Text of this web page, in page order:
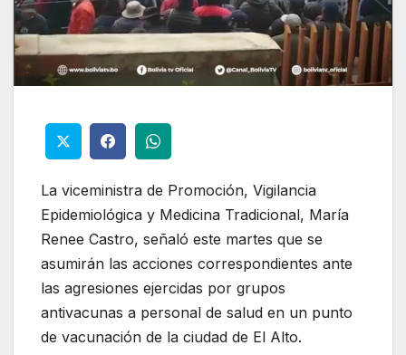
La viceministra de Promoción, Vigilancia
Epidemiológica y Medicina Tradicional, María
Renee Castro, señaló este martes que se
asumirán las acciones correspondientes ante
las agresiones ejercidas por grupos
antivacunas a personal de salud en un punto
de vacunación de la ciudad de El Alto.